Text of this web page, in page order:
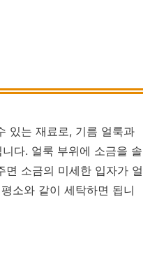
있는 재료로, 기름 얼룩과
다. 얼룩 부위에 소금을 솔
면 소금의 미세한 입자가 얼
소와 같이 세탁하면 됩니